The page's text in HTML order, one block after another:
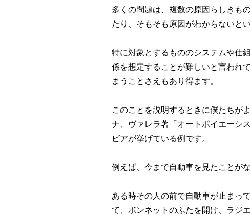
多くの問題は、複数の原因らしきも
たり、そもそも原因がわからないと
特に対象とするもののシステムや仕
係を想定することが難しいと言われ
まうことさえもあり得ます。
このことを説明するときに僕たちが
ナ、ヴァレラ著「オートポイエーシ
ビアが挙げている例です。
例えば、今まで自動車を見たことが
ある時その人の前で自動車が止まっ
て、ボンネットのふたを開け、ラジ